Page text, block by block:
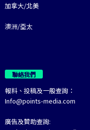
加拿大/北美
澳洲/亞太
聯絡我們
報料、投稿及一般查詢：
Info@points-media.com
廣告及贊助查詢: